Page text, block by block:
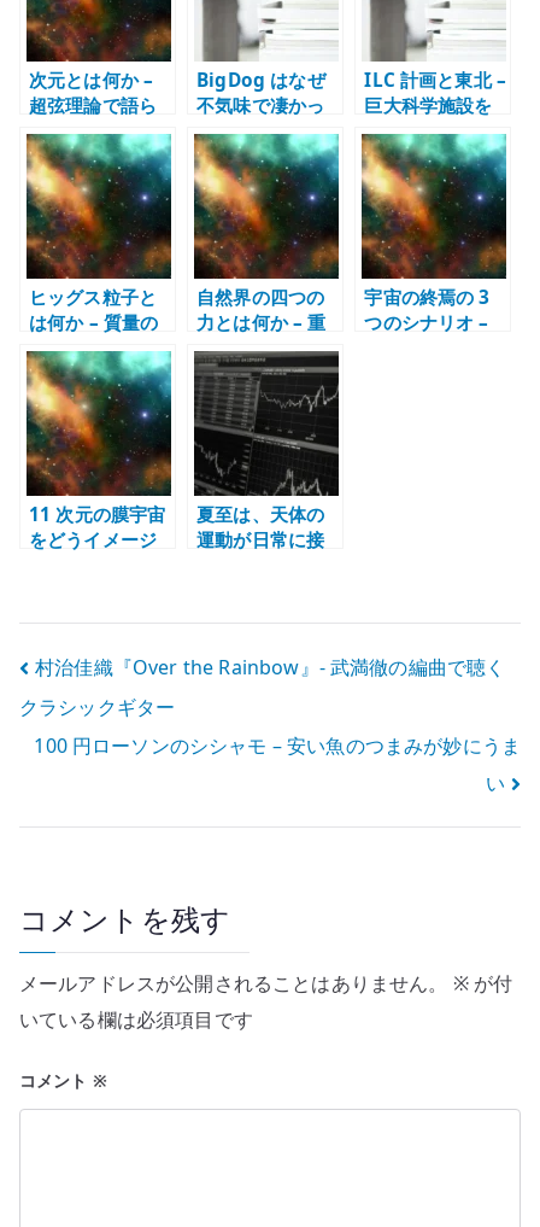
次元とは何か –
超弦理論で語ら
れる余剰次元を
どう考えるか
BigDog はなぜ
不気味で凄かっ
たのか – 歩行ロ
ボット、制御、
身体性を考える
ILC 計画と東北 –
巨大科学施設を
地域政策として
考える
ヒッグス粒子と
は何か – 質量の
起源と標準模型
を考える
自然界の四つの
力とは何か – 重
力、電磁気力、
強い力、弱い力
を整理する
宇宙の終焉の 3
つのシナリオ –
11 次元の膜宇宙
をどうイメージ
夏至は、天体の
運動が日常に接
投
稿
ナ
ビ
ー
シ
ョ
ン
村治佳織『Over the Rainbow』- 武満徹の編曲で聴く
クラシックギター
100 円ローソンのシシャモ – 安い魚のつまみが妙にうま
い
コメントを残す
メールアドレスが公開されることはありません。 ※が付
いている欄は必須項目です
コメント ※